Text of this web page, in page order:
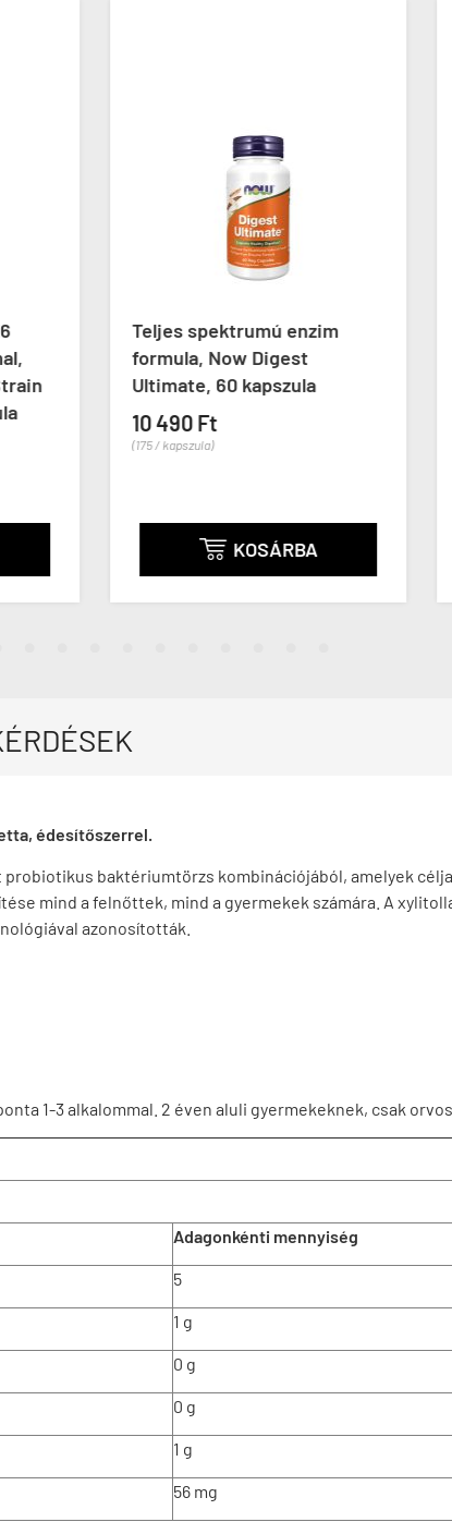
Teljes spektrumú enzim
formula, Now Digest
Ultimate, 60 kapszula
10 490 Ft
(175 / kapszula)
 KOSÁRBA
édesítőszerrel.
probiotikus baktériumtörzs kombinációjából, amelyek
mind a felnőttek, mind a gyermekek számára. A
azonosították.
1-3 alkalommal. 2 éven aluli gyermekeknek, csak
Adagonkénti mennyiség
5
1 g
0 g
0 g
1 g
56 mg